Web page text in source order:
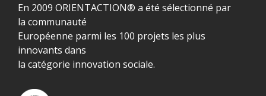
En 2009 ORIENTACTION® a été sélectionné par
la communauté
Européenne parmi les 100 projets les plus
innovants dans
la catégorie innovation sociale.